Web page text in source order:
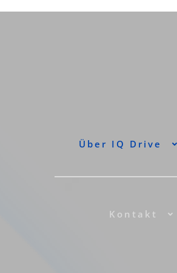
Über IQ Drive
Kontakt